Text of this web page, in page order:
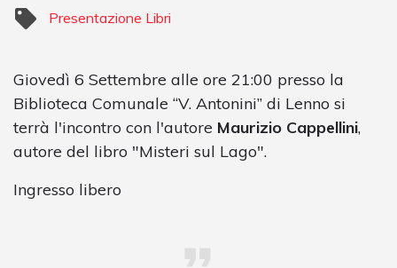
Presentazione Libri
Giovedì 6 Settembre alle ore 21:00 presso la
Biblioteca Comunale “V. Antonini” di Lenno si
terrà l'incontro con l'autore Maurizio Cappellini,
autore del libro "Misteri sul Lago".
Ingresso libero